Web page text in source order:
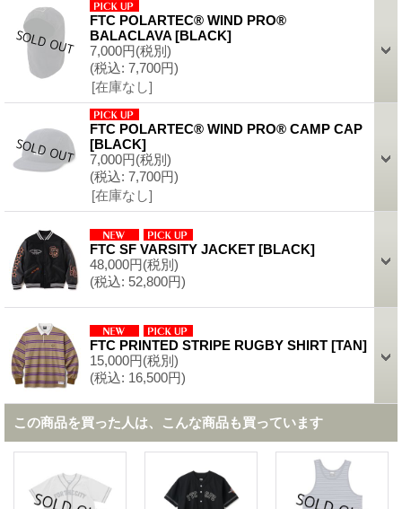
FTC POLARTEC® WIND PRO®
BALACLAVA [BLACK]
7,000円(税別)
(税込: 7,700円)
[在庫なし]
FTC POLARTEC® WIND PRO® CAMP CAP
[BLACK]
7,000円(税別)
(税込: 7,700円)
[在庫なし]
FTC SF VARSITY JACKET [BLACK]
48,000円(税別)
(税込: 52,800円)
FTC PRINTED STRIPE RUGBY SHIRT [TAN]
15,000円(税別)
(税込: 16,500円)
この商品を買った人は、こんな商品も買っています